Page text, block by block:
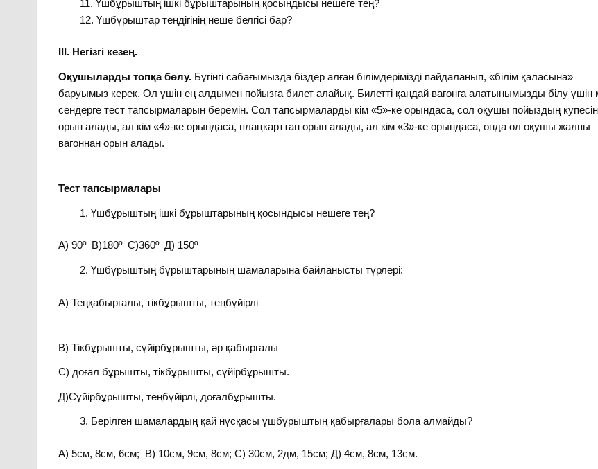
Үшбұрыштың ішкі бұрыштарының қосындысы нешеге тең?
Үшбұрыштар теңдігінің неше белгісі бар?
ІІІ. Негізгі кезең.
Оқушыларды топқа бөлу. Бүгінгі сабағымызда біздер алған білімдерімізді пайдаланып, «білім қаласына»
баруымыз керек. Ол үшін ең алдымен пойызға билет алайық. Билетті қандай вагонға алатынымызды білу үшін
сендерге тест тапсырмаларын беремін. Сол тапсырмаларды кім «5»-ке орындаса, сол оқушы пойыздың
орын алады, ал кім «4»-ке орындаса, плацкарттан орын алады, ал кім «3»-ке орындаса, онда ол оқушы жалпы
вагоннан орын алады.
Тест тапсырмалары
Үшбұрыштың ішкі бұрыштарының қосындысы нешеге тең?
А) 90º В)180º С)360º Д) 150º
Үшбұрыштың бұрыштарының шамаларына байланысты түрлері:
А) Теңқабырғалы, тікбұрышты, теңбүйірлі
В) Тікбұрышты, сүйірбұрышты, әр қабырғалы
С) доғал бұрышты, тікбұрышты, сүйірбұрышты.
Д)Сүйірбұрышты, теңбүйірлі, доғалбұрышты.
Берілген шамалардың қай нұсқасы үшбұрыштың қабырғалары бола алмайды?
А) 5см, 8см, 6см; В) 10см, 9см, 8см; С) 30см, 2дм, 15см; Д) 4см, 8см, 13см.